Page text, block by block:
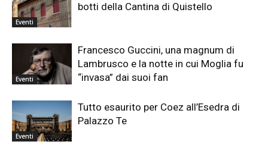
Eventi
botti della Cantina di Quistello
Eventi
Francesco Guccini, una magnum di
Lambrusco e la notte in cui Moglia fu
“invasa” dai suoi fan
Eventi
Tutto esaurito per Coez all’Esedra di
Palazzo Te